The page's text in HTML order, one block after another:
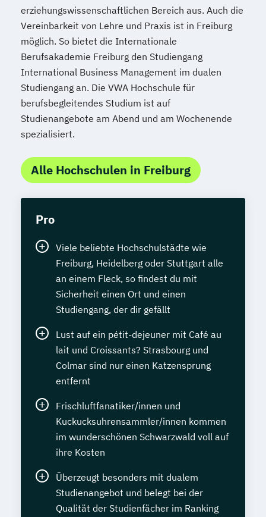
erziehungswissenschaftlichen Bereich aus. Auch die
Vereinbarkeit von Lehre und Praxis ist in Freiburg
möglich. So bietet die Internationale
Berufsakademie Freiburg den Studiengang
International Business Management im dualen
Studiengang an. Die VWA Hochschule für
berufsbegleitendes Studium ist auf
Studienangebote am Abend und am Wochenende
spezialisiert.
Alle Hochschulen in Freiburg
Pro
Viele beliebte Hochschulstädte wie
Freiburg, Heidelberg oder Stuttgart alle
an einem Fleck, so findest du mit
Sicherheit einen Ort und einen
Studiengang, der dir gefällt
Lust auf ein pétit-dejeuner mit Café au
lait und Croissants? Strasbourg und
Colmar sind nur einen Katzensprung
entfernt
Frischluftfanatiker/innen und
Kuckucksuhrensammler/innen kommen
im wunderschönen Schwarzwald voll auf
ihre Kosten
Überzeugt besonders mit dualem
Studienangebot und belegt bei der
Qualität der Studienfächer im Ranking